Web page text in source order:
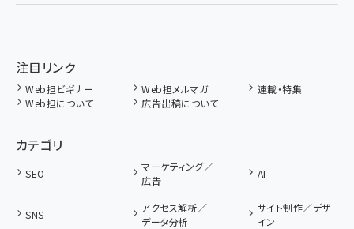
注目リンク
Web担ビギナー Web担メルマガ
連載・特集
Web担について
広告出稿について
カテゴリ
SEO
マーケティング／
広告
AI
SNS
アクセス解析／
データ分析
サイト制作／デザ
イン